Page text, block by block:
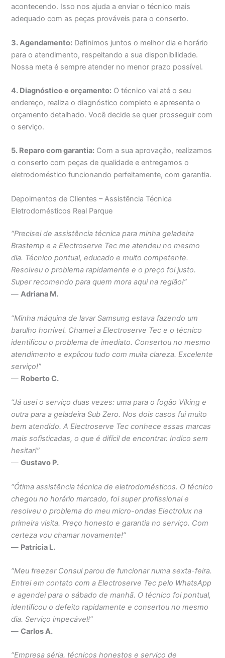
acontecendo. Isso nos ajuda a enviar o técnico mais
adequado com as peças prováveis para o conserto.
3. Agendamento: Definimos juntos o melhor dia e horário
para o atendimento, respeitando a sua disponibilidade.
Nossa meta é sempre atender no menor prazo possível.
4. Diagnóstico e orçamento: O técnico vai até o seu
endereço, realiza o diagnóstico completo e apresenta o
orçamento detalhado. Você decide se quer prosseguir com
o serviço.
5. Reparo com garantia: Com a sua aprovação, realizamos
o conserto com peças de qualidade e entregamos o
eletrodoméstico funcionando perfeitamente, com garantia.
Depoimentos de Clientes – Assistência Técnica
Eletrodomésticos Real Parque
“Precisei de assistência técnica para minha geladeira
Brastemp e a Electroserve Tec me atendeu no mesmo
dia. Técnico pontual, educado e muito competente.
Resolveu o problema rapidamente e o preço foi justo.
Super recomendo para quem mora aqui na região!”
—Adriana M.
“Minha máquina de lavar Samsung estava fazendo um
barulho horrível. Chamei a Electroserve Tec e o técnico
identificou o problema de imediato. Consertou no mesmo
atendimento e explicou tudo com muita clareza. Excelente
serviço!”
— Roberto C.
“Já usei o serviço duas vezes: uma para o fogão Viking e
outra para a geladeira Sub Zero. Nos dois casos fui muito
bem atendido. A Electroserve Tec conhece essas marcas
mais sofisticadas, o que é difícil de encontrar. Indico sem
hesitar!”
—Gustavo P.
“Ótima assistência técnica de eletrodomésticos. O técnico
chegou no horário marcado, foi super profissional e
resolveu o problema do meu micro-ondas Electrolux na
primeira visita. Preço honesto e garantia no serviço. Com
certeza vou chamar novamente!”
— Patrícia L.
“Meu freezer Consul parou de funcionar numa sexta-feira.
Entrei em contato com a Electroserve Tec pelo WhatsApp
e agendei para o sábado de manhã. O técnico foi pontual,
identificou o defeito rapidamente e consertou no mesmo
dia. Serviço impecável!”
—Carlos A.
“Empresa séria, técnicos honestos e serviço de